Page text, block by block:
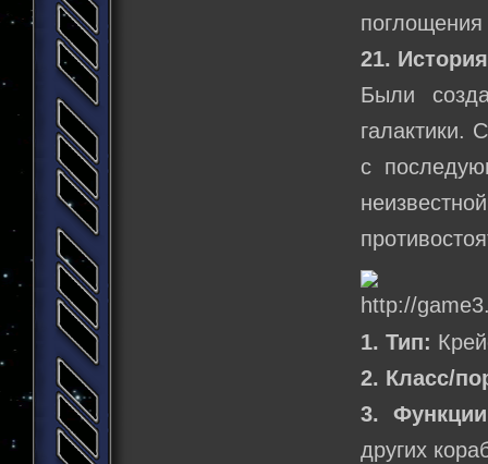
21.
Были
галактики.
с
1. Тип:
2. Класс/
3.
других